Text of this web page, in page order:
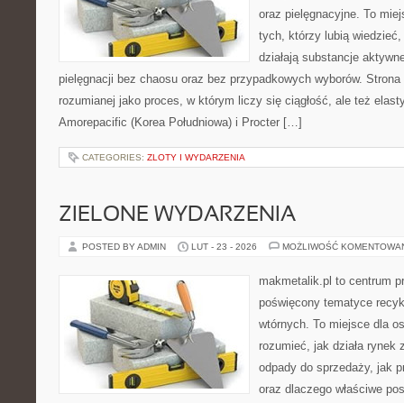
oraz pielęgnacyjne. To
tych, którzy lubią wiedzieć,
działają substancje
pielęgnacji bez chaosu oraz bez przypadkowych wyborów.
rozumianej jako proces, w którym liczy się ciągłość, ale też
Amorepacific (Korea Południowa) i Procter […]
CATEGORIES: ZLOTY I WYDARZENIA
ZIELONE WYDARZENIA
POSTED BY ADMIN LUT - 23 - 2026 MOŻLIWOŚĆ
makmetalik.pl to centrum
poświęcony tematyce
wtórnych. To miejsce dla
rozumieć, jak działa rynek
odpady do sprzedaży, jak
oraz dlaczego właściwe